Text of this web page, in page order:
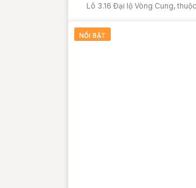
Lô 3.16 Đại lộ Vòng Cung,
NỔI BẬT